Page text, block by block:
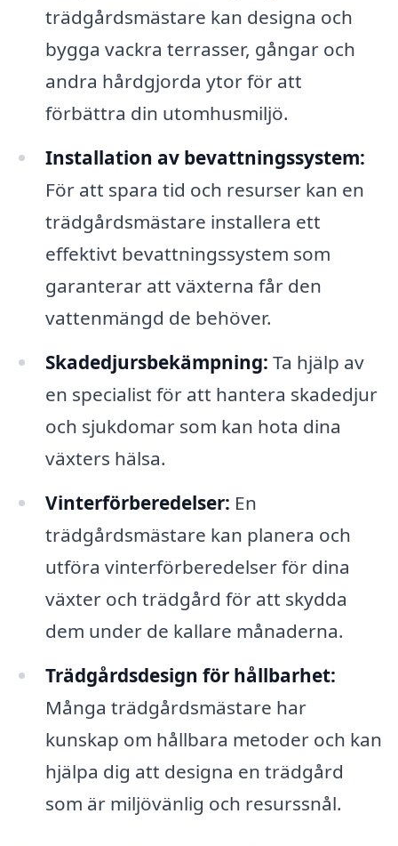
trädgårdsmästare kan designa och
bygga vackra terrasser, gångar och
andra hårdgjorda ytor för att
förbättra din utomhusmiljö.
Installation av bevattningssystem:
För att spara tid och resurser kan en
trädgårdsmästare installera ett
effektivt bevattningssystem som
garanterar att växterna får den
vattenmängd de behöver.
Skadedjursbekämpning: Ta hjälp av
en specialist för att hantera skadedjur
och sjukdomar som kan hota dina
växters hälsa.
Vinterförberedelser: En
trädgårdsmästare kan planera och
utföra vinterförberedelser för dina
växter och trädgård för att skydda
dem under de kallare månaderna.
Trädgårdsdesign för hållbarhet:
Många trädgårdsmästare har
kunskap om hållbara metoder och kan
hjälpa dig att designa en trädgård
som är miljövänlig och resurssnål.